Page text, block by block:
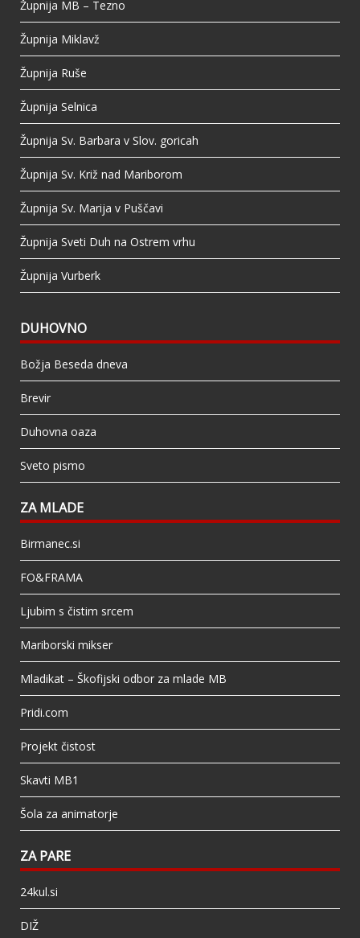
Župnija MB – Tezno
Župnija Miklavž
Župnija Ruše
Župnija Selnica
Župnija Sv. Barbara v Slov. goricah
Župnija Sv. Križ nad Mariborom
Župnija Sv. Marija v Puščavi
Župnija Sveti Duh na Ostrem vrhu
Župnija Vurberk
DUHOVNO
Božja Beseda dneva
Brevir
Duhovna oaza
Sveto pismo
ZA MLADE
Birmanec.si
FO&FRAMA
Ljubim s čistim srcem
Mariborski mikser
Mladikat – Škofijski odbor za mlade MB
Pridi.com
Projekt čistost
Skavti MB1
Šola za animatorje
ZA PARE
24kul.si
DIŽ